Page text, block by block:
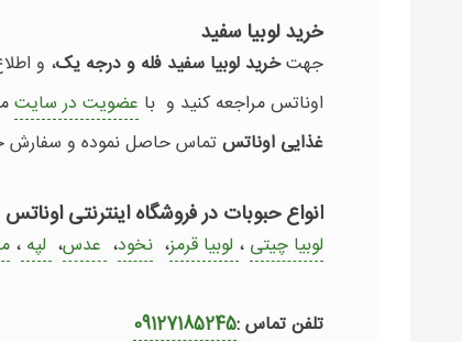
خرید لوبیا سفید
جهتخرید لوبیا سفید فله و درجه یک، و
اوناتس مراجعه کنید و با عضویت در سایت
غذایی اوناتستماس حاصل نموده و سفارش
انواع حبوبات در فروشگاه اینترنتی
لوبیا چیتی ، لوبیا قرمز، نخود، عدس، لپه ،
تلفن تماس :09127185245